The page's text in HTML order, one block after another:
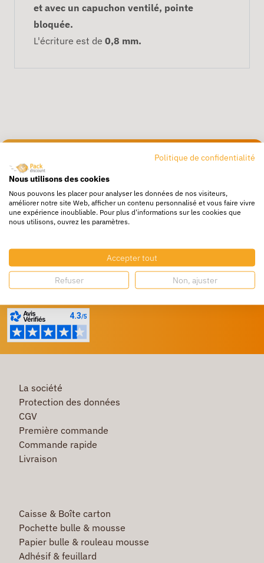
et avec un capuchon ventilé, pointe
bloquée.
L'écriture est de 0,8 mm.
Livraison rapide
24/72h partout en europe
Livraison gratuite
Dès 250€ HT d’achat
Profitez de prix bas toute l’année
Besoin d'aide ?
Un service client à votre écoute
La société
Protection des données
CGV
Première commande
Commande rapide
Livraison
Caisse & Boîte carton
Pochette bulle & mousse
Papier bulle & rouleau mousse
Adhésif & feuillard
Politique de confidentialité
Nous utilisons des cookies
Nous pouvons les placer pour analyser les données de nos visiteurs,
améliorer notre site Web, afficher un contenu personnalisé et vous faire vivre
une expérience inoubliable. Pour plus d'informations sur les cookies que
nous utilisons, ouvrez les paramètres.
Accepter tout
Refuser Non, ajuster